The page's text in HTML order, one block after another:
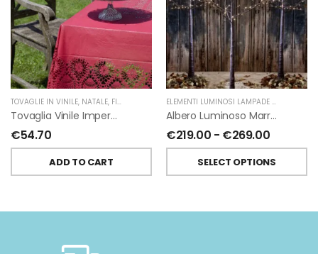
TOVAGLIE IN VINILE, NATALE, FIORIRA' UN GIARDINO
Tovaglia Vinile Impermeabile Pizzo Rosso Di Fiorirà Un Giardino
€54.70
ADD TO CART
ELEMENTI LUMINOSI LAMPADE E LED
Albero Luminoso Marrone Interno-Esterno Di Fiorirà Un Giardino
€219.00 - €269.00
SELECT OPTIONS